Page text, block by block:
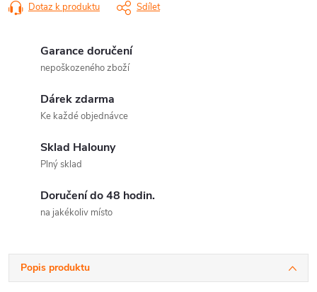
Dotaz k produktu Sdílet
Garance doručení
nepoškozeného zboží
Dárek zdarma
Ke každé objednávce
Sklad Halouny
Plný sklad
Doručení do 48 hodin.
na jakékoliv místo
Popis produktu